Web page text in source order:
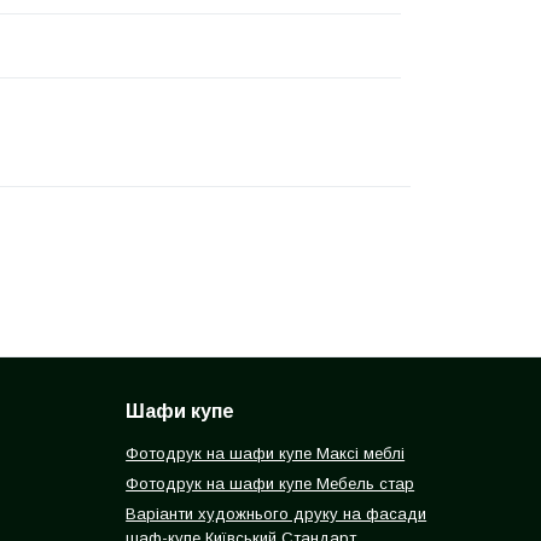
Шафи купе
Фотодрук на шафи купе Максі меблі
Фотодрук на шафи купе Мебель стар
Варіанти художнього друку на фасади